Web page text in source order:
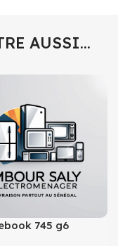
AUSSI…
745 g6